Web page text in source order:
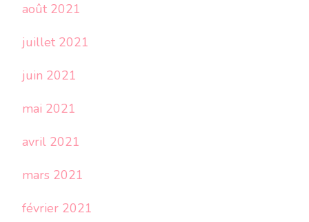
août 2021
juillet 2021
juin 2021
mai 2021
avril 2021
mars 2021
février 2021